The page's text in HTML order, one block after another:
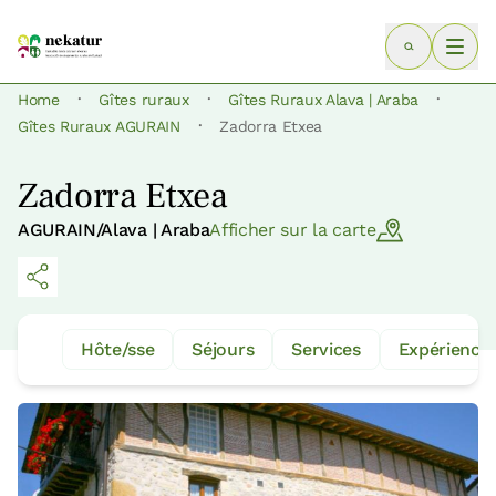
Home · Gîtes ruraux · Gîtes Ruraux Alava | Araba ·
Gîtes Ruraux AGURAIN · Zadorra Etxea
Zadorra Etxea
AGURAIN/Alava | ArabaAfficher sur la carte
Hôte/sse Séjours Services